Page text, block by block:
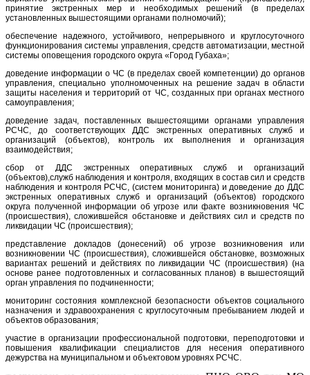
принятие экстренных мер и необходимых решений (в пределах
установленных вышестоящими органами полномочий);
обеспечение надежного, устойчивого, непрерывного и круглосуточного
функционирования системы управления, средств автоматизации, местной
системы оповещения городского округа «Город Губаха»;
доведение информации о ЧС (в пределах своей компетенции) до органов
управления, специально уполномоченных на решение задач в области
защиты населения и территорий от ЧС, созданных при органах местного
самоуправления;
доведение задач, поставленных вышестоящими органами управления
РСЧС, до соответствующих ДДС экстренных оперативных служб и
организаций (объектов), контроль их выполнения и организация
взаимодействия;
сбор от ДДС экстренных оперативных служб и организаций
(объектов),служб наблюдения и контроля, входящих в состав сил и средств
наблюдения и контроля РСЧС, (систем мониторинга) и доведение до ДДС
экстренных оперативных служб и организаций (объектов) городского
округа полученной информации об угрозе или факте возникновения ЧС
(происшествия), сложившейся обстановке и действиях сил и средств по
ликвидации ЧС (происшествия);
представление докладов (донесений) об угрозе возникновения или
возникновении ЧС (происшествия), сложившейся обстановке, возможных
вариантах решений и действиях по ликвидации ЧС (происшествия) (на
основе ранее подготовленных и согласованных планов) в вышестоящий
орган управления по подчиненности;
мониторинг состояния комплексной безопасности объектов социального
назначения и здравоохранения с круглосуточным пребыванием людей и
объектов образования;
участие в организации профессиональной подготовки, переподготовки и
повышения квалификации специалистов для несения оперативного
дежурства на муниципальном и объектовом уровнях РСЧС.